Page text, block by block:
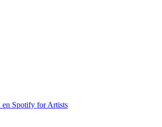
en Spotify for Artists